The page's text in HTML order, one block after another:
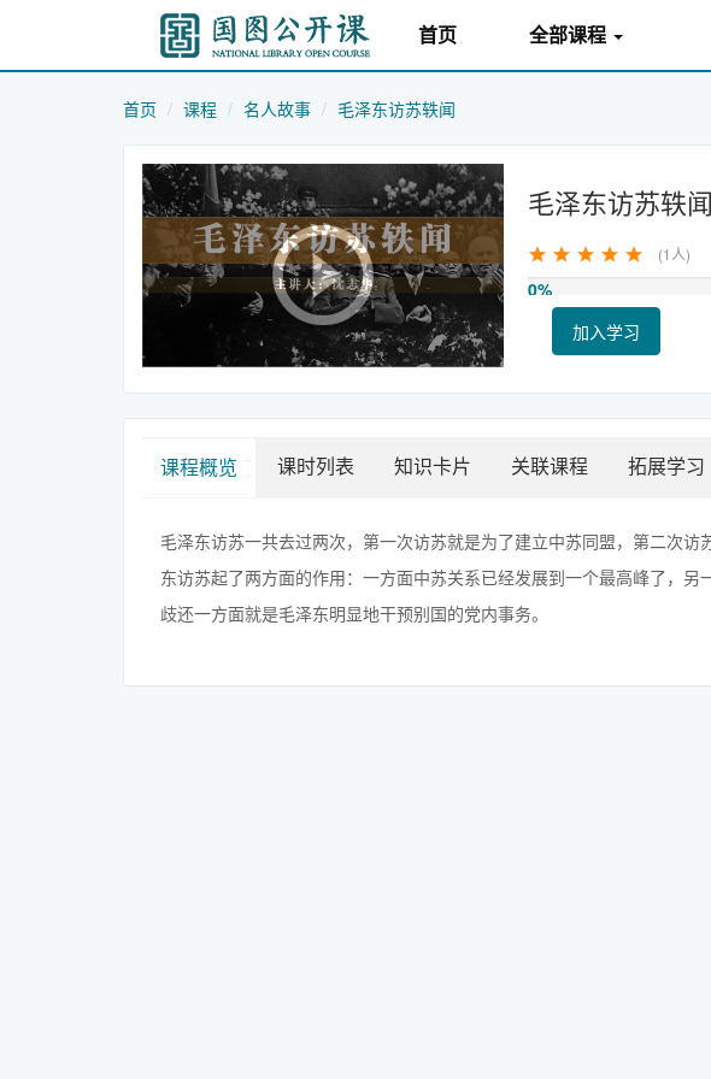
首页 全部课程
首页 课程 名人故事 毛泽东访苏轶闻
毛泽东访苏轶闻
(1人)
0%
加入学习
课程概览 课时列表 知识卡片 关联课程 拓展学习
毛泽东访苏一共去过两次，第一次访苏就是为了建立中苏同盟，第二次
东访苏起了两方面的作用：一方面中苏关系已经发展到一个最高峰了，
歧还一方面就是毛泽东明显地干预别国的党内事务。